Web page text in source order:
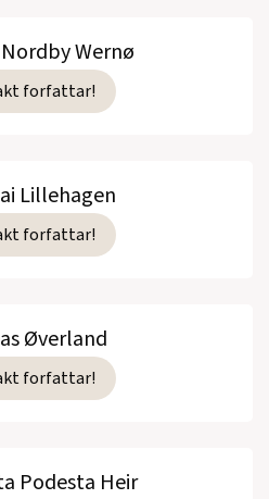
Wernø
forfattar!
Lillehagen
forfattar!
Øverland
forfattar!
Podesta Heir